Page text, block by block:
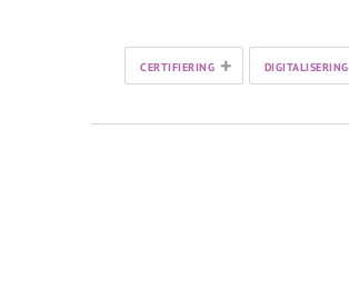
CERTIFIERING + DIGITALISERING